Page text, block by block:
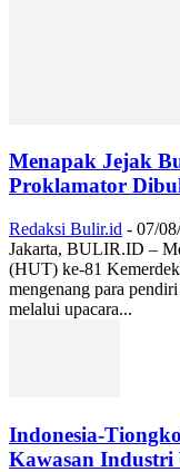
Menapak Jejak
Proklamator
Redaksi Bulir.id - 07/
Jakarta, BULIR.ID –
(HUT) ke-81
mengenang para
melalui upacara...
Indonesia-
Kawasan